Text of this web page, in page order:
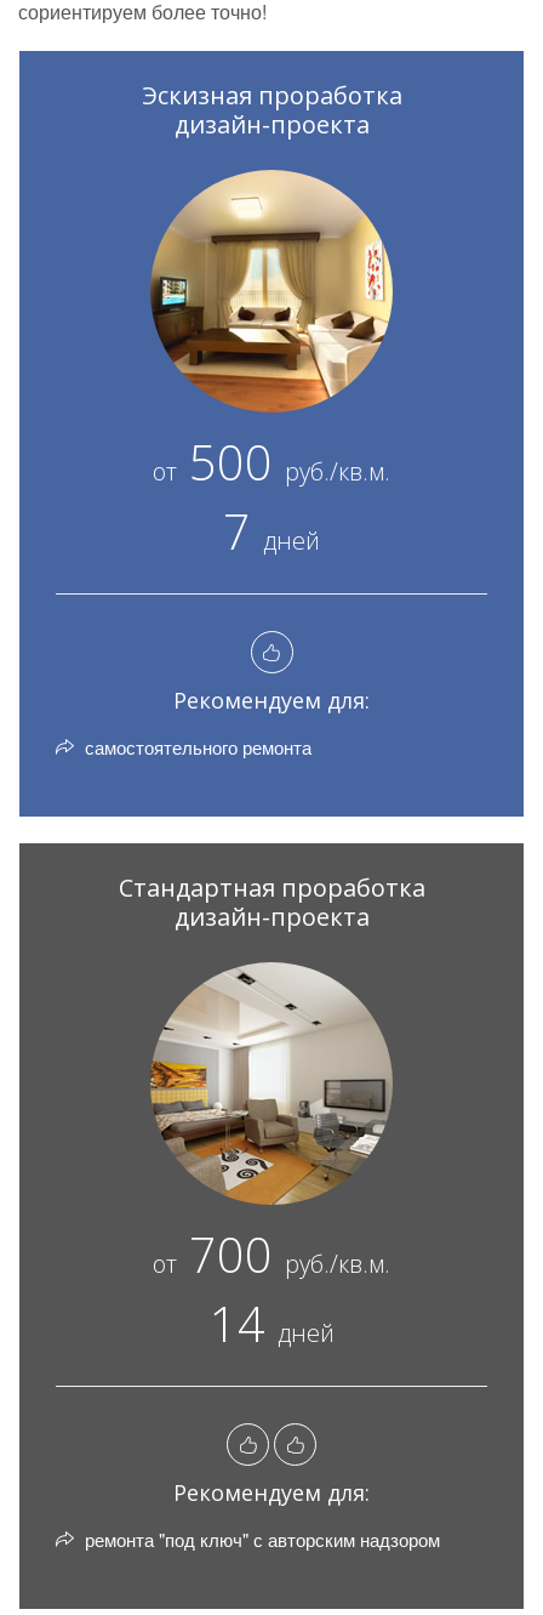
сориентируем более точно!
Эскизная проработка
дизайн-проекта
от 500 руб./кв.м.
7 дней
Рекомендуем для:
самостоятельного ремонта
Стандартная проработка
дизайн-проекта
от 700 руб./кв.м.
14 дней
Рекомендуем для:
ремонта "под ключ" с авторским надзором